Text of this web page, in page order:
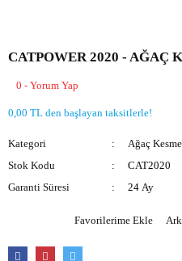
CATPOWER 2020 - AĞAÇ
0 - Yorum Yap
0,00 TL den başlayan taksitlerle!
Kategori
Ağaç
Stok Kodu
CAT2020
Garanti Süresi
24 Ay